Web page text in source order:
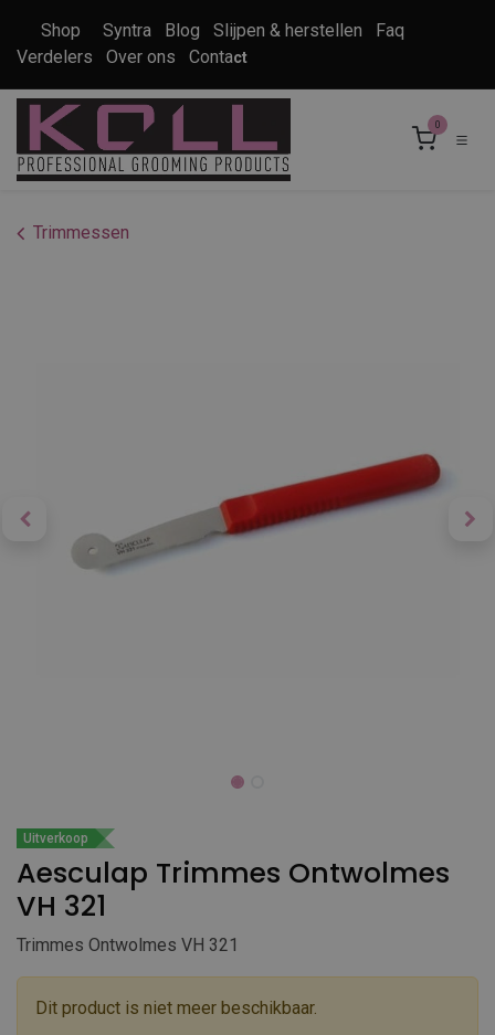
Shop Syntra Blog Slijpen & herstellen
Faq
Verdelers
Over ons Contact
0
Trimmessen
Uitverkoop
Aesculap Trimmes Ontwolmes
VH 321
Trimmes Ontwolmes VH 321
Dit product is niet meer beschikbaar.